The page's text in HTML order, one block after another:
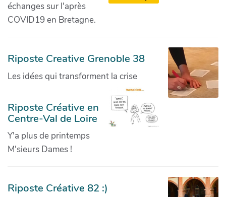
échanges sur l'après
COVID19 en Bretagne.
Riposte Creative Grenoble 38
Les idées qui transforment la crise
Riposte Créative en
Centre-Val de Loire
Y'a plus de printemps
M'sieurs Dames !
Riposte Créative 82 :)